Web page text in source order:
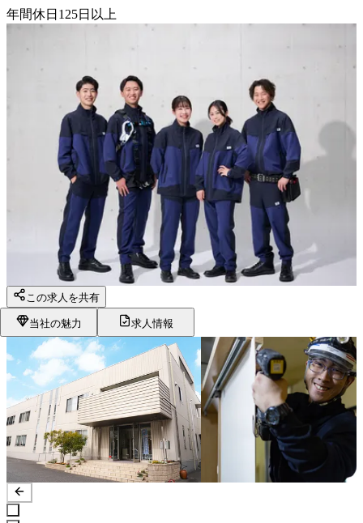
年間休日125日以上
この求人を共有
当社の魅力 求人情報